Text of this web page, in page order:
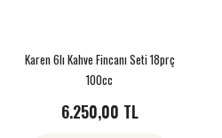
Karen 6lı Kahve Fincanı Seti 18prç
100cc
6.250,00 TL